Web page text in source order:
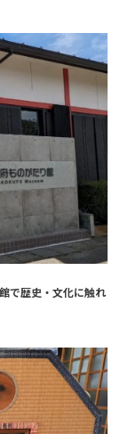
で歴史・文化に触れ